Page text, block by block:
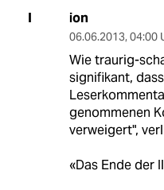
I ion
06.06.2013, 04:00
Wie traurig-
signifikant,
genommenen
verweigert",
«Das Ende der